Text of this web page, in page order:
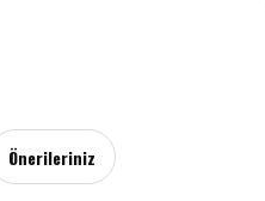
Önerileriniz